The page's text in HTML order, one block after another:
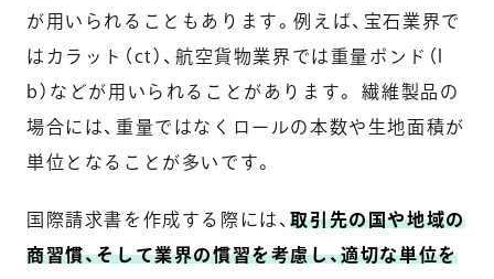
が用いられることもあります。例えば、宝石業界で
はカラット（ct）、航空貨物業界では重量ポンド（l
b）などが用いられることがあります。 繊維製品の
場合には、重量ではなくロールの本数や生地面積が
単位となることが多いです。
国際請求書を作成する際には、取引先の国や地域の
商習慣、そして業界の慣習を考慮し、適切な単位を